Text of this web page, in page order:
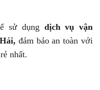
sử dụng dịch vụ vận
đảm bảo an toàn với
nhất.